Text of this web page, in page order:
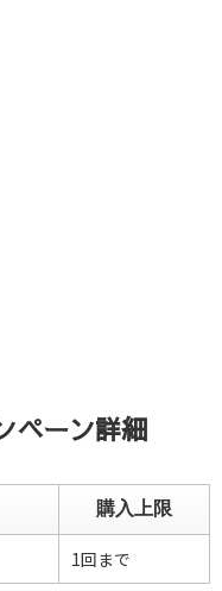
ペーン詳細
購入上限
1回まで